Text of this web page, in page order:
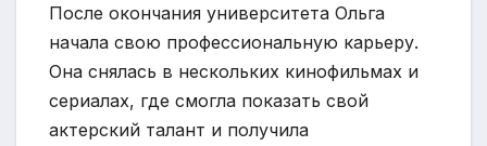
После окончания университета Ольга
начала свою профессиональную карьеру.
Она снялась в нескольких кинофильмах и
сериалах, где смогла показать свой
актерский талант и получила